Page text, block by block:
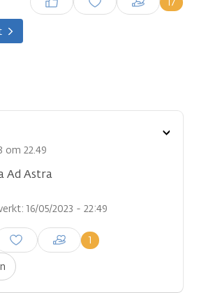
plaatsen
om 22.49
Ad Astra
16/05/2023 - 22:49
1
een reactie te
Toon